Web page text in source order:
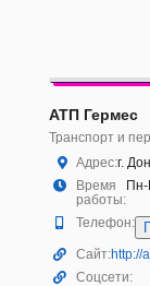
АТП Гермес
Транспорт и
Адрес:г.
Время
работы:
Телефон:
Сайт:http://
Соцсети: